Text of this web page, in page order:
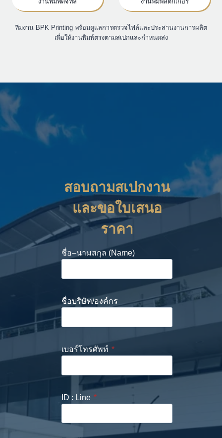
ทีมงาน BPK Printing พร้อมดูแลการตรวจไฟล์และประสานงานการผลิต
เพื่อให้งานพิมพ์ตรงตามสเปกและกำหนดส่ง
สอบถามสเปกงาน
และขอใบเสนอ
ราคา
ชื่อ–นามสกุล (Name)
ชื่อบริษัท/องค์กร
เบอร์โทรศัพท์ *
ID : Line *